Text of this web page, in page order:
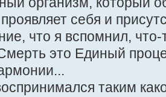
себя и
что я вспомнил, что-
это Единый
таким